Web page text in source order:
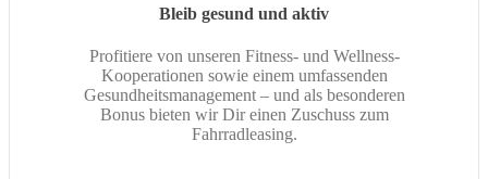
Bleib gesund und aktiv
Profitiere von unseren Fitness- und Wellness-
Kooperationen sowie einem umfassenden
Gesundheitsmanagement – und als besonderen
Bonus bieten wir Dir einen Zuschuss zum
Fahrradleasing.